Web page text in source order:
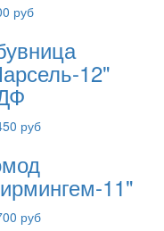
руб
12"
руб
11"
руб